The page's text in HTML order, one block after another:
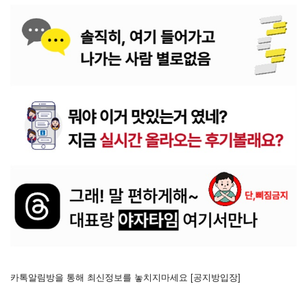
카톡알림방을 통해 최신정보를 놓치지마세요 [공지방입장]